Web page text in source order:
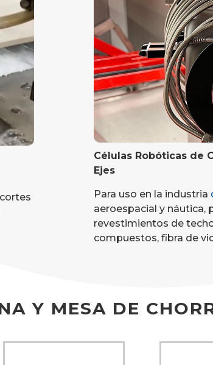
Células Robóticas de
Ejes
Para uso en la industria
aeroespacial y náutica,
revestimientos de
compuestos, fibra de
Y MESA DE